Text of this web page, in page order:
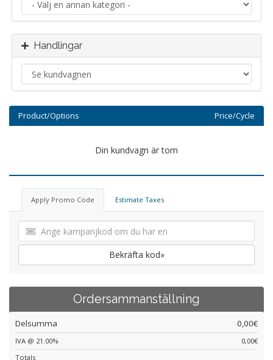
Handlingar
Product/Options Price/Cycle
Din kundvagn är tom
Apply Promo Code Estimate Taxes
Bekräfta kod»
Ordersammanställning
Delsumma 0,00€
IVA @ 21.00%
0,00€
Totals